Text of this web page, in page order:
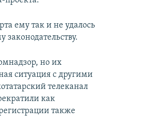
ему так и не удалось
законодательству.
но их
ситуация с другими
телеканал
как
также